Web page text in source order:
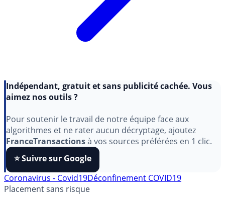
aimez nos outils ?
Pour soutenir le travail de notre équipe face aux
algorithmes et ne rater aucun décryptage, ajoutez
FranceTransactionsà vos sources préférées en 1 clic.
⭐️ Suivre sur Google